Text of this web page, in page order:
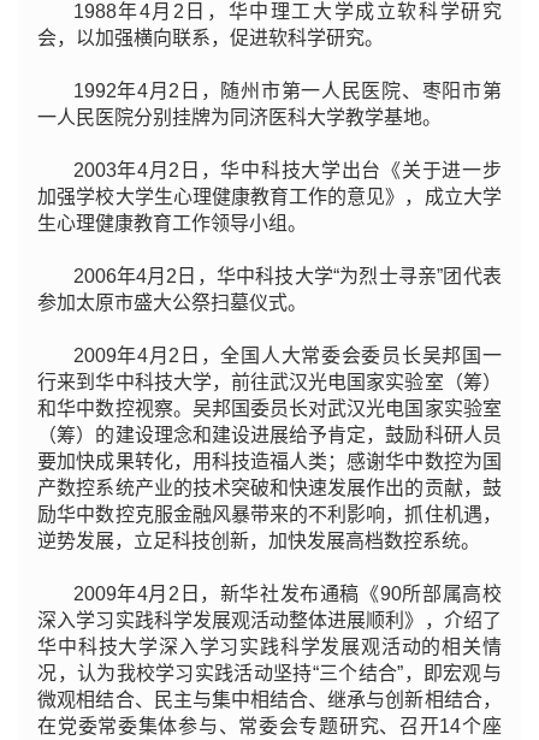
1988年4月2日，华中理工大学成立软科学研究
会，以加强横向联系，促进软科学研究。
1992年4月2日，随州市第一人民医院、枣阳市第
一人民医院分别挂牌为同济医科大学教学基地。
2003年4月2日，华中科技大学出台《关于进一步
加强学校大学生心理健康教育工作的意见》，成立大学
生心理健康教育工作领导小组。
2006年4月2日，华中科技大学“为烈士寻亲”团代表
参加太原市盛大公祭扫墓仪式。
2009年4月2日，全国人大常委会委员长吴邦国一
行来到华中科技大学，前往武汉光电国家实验室（筹）
和华中数控视察。吴邦国委员长对武汉光电国家实验室
（筹）的建设理念和建设进展给予肯定，鼓励科研人员
要加快成果转化，用科技造福人类；感谢华中数控为国
产数控系统产业的技术突破和快速发展作出的贡献，鼓
励华中数控克服金融风暴带来的不利影响，抓住机遇，
逆势发展，立足科技创新，加快发展高档数控系统。
2009年4月2日，新华社发布通稿《90所部属高校
深入学习实践科学发展观活动整体进展顺利》，介绍了
华中科技大学深入学习实践科学发展观活动的相关情
况，认为我校学习实践活动坚持“三个结合”，即宏观与
微观相结合、民主与集中相结合、继承与创新相结合，
在党委常委集体参与、常委会专题研究、召开14个座